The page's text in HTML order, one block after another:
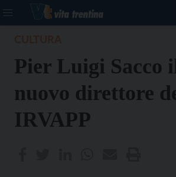
Pier Luigi Sacco
nuovo direttore
IRVAPP